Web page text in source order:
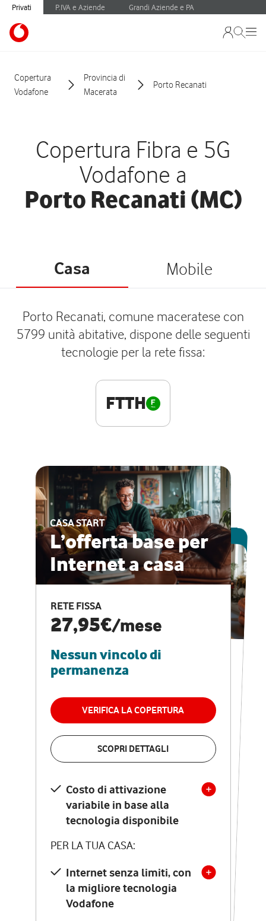
Privati P.IVA e Aziende Grandi Aziende e PA
Copertura
Vodafone
Provincia di
Macerata
Porto Recanati
Copertura Fibra e 5G
Vodafone a
Porto Recanati (MC)
Casa Mobile
Porto Recanati, comune maceratese con
5799 unità abitative, dispone delle seguenti
tecnologie per la rete fissa:
FTTH
CASA START
L’offerta base per
Internet a casa
RETE FISSA
27,95€/mese
Nessun vincolo di
permanenza
VERIFICA LA COPERTURA
SCOPRI DETTAGLI
Costo di attivazione
variabile in base alla
tecnologia disponibile
PER LA TUA CASA:
Internet senza limiti, con
la migliore tecnologia
Vodafone
ESCLUSIVA ONLINE
CASA PRO
Internet veloce e
vantaggi speciali
RETE FISSA + VODAFONE CLUB
29,95€
permanenza
VERIFICA LA COPERTURA
Costo di attivazione
variabile in base alla
tecnologia disponibile
PER LA TUA CASA:
Internet senza limiti, con
la migliore tecnologia
Vodafone
Modem Seven con Wi-Fi 7